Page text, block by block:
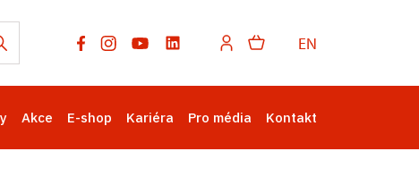
EN
Akce E-shop Kariéra Pro média Kontakt